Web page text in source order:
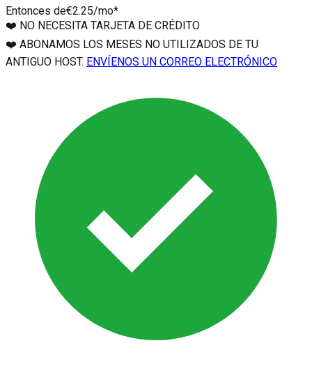
Entonces de€2.25/mo*
❤️ NO NECESITA TARJETA DE CRÉDITO
❤️ ABONAMOS LOS MESES NO UTILIZADOS DE TU
ANTIGUO HOST. ENVÍENOS UN CORREO ELECTRÓNICO